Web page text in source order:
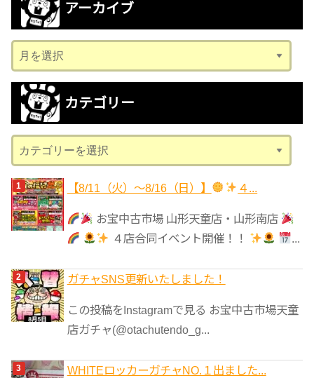
アーカイブ
ー
カ
ブ
カテゴリー
テ
ゴ
リ
ー
【8/11（火）～8/16（日）】 ４...
お宝中古市場 山形天童店・山形南店
４店合同イベント開催！！
...
ガチャSNS更新いたしました！
この投稿をInstagramで見る お宝中古市場天童
店ガチャ(@otachutendo_g...
WHITEロッカーガチャNO.１出ました...